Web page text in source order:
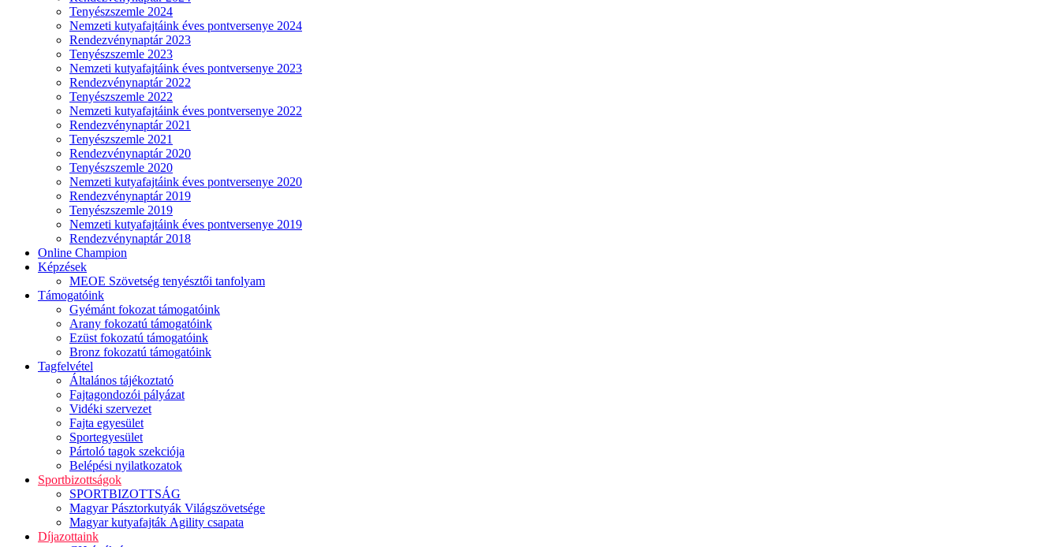
Tenyészszemle 2024
Nemzeti kutyafajtáink éves pontversenye 2024
Rendezvénynaptár 2023
Tenyészszemle 2023
Nemzeti kutyafajtáink éves pontversenye 2023
Rendezvénynaptár 2022
Tenyészszemle 2022
Nemzeti kutyafajtáink éves pontversenye 2022
Rendezvénynaptár 2021
Tenyészszemle 2021
Rendezvénynaptár 2020
Tenyészszemle 2020
Nemzeti kutyafajtáink éves pontversenye 2020
Rendezvénynaptár 2019
Tenyészszemle 2019
Nemzeti kutyafajtáink éves pontversenye 2019
Rendezvénynaptár 2018
Online Champion
Képzések
MEOE Szövetség tenyésztői tanfolyam
Támogatóink
Gyémánt fokozat támogatóink
Arany fokozatú támogatóink
Ezüst fokozatú támogatóink
Bronz fokozatú támogatóink
Tagfelvétel
Általános tájékoztató
Fajtagondozói pályázat
Vidéki szervezet
Fajta egyesület
Sportegyesület
Pártoló tagok szekciója
Belépési nyilatkozatok
Sportbizottságok
SPORTBIZOTTSÁG
Magyar Pásztorkutyák Világszövetsége
Magyar kutyafajták Agility csapata
Díjazottaink